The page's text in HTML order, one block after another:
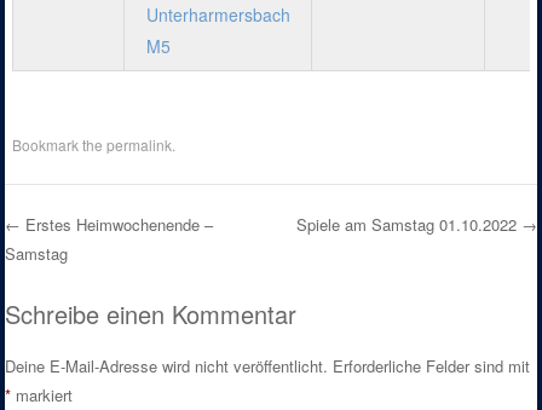
Unterharmersbach
M5
Bookmark thepermalink
Post navigation
← Erstes Heimwochenende –
Samstag
Spiele am Samstag 01.10.2022 →
Schreibe einen Kommentar
Deine E-Mail-Adresse wird nicht veröffentlicht. Erforderliche Felder sind mit
* markiert